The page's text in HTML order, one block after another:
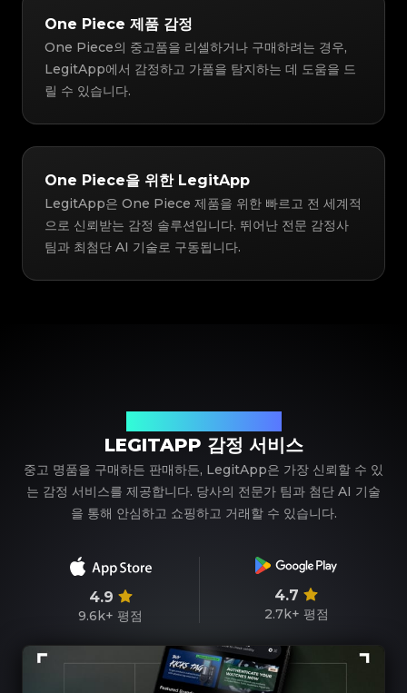
One Piece 제품 감정
One Piece의 중고품을 리셀하거나 구매하려는 경우,
LegitApp에서 감정하고 가품을 탐지하는 데 도움을 드
릴 수 있습니다.
One Piece을 위한 LegitApp
LegitApp은 One Piece 제품을 위한 빠르고 전 세계적
으로 신뢰받는 감정 솔루션입니다. 뛰어난 전문 감정사
팀과 최첨단 AI 기술로 구동됩니다.
LEGITAPP 감정 서비스
중고 명품을 구매하든 판매하든, LegitApp은 가장 신뢰할 수 있
는 감정 서비스를 제공합니다. 당사의 전문가 팀과 첨단 AI 기술
을 통해 안심하고 쇼핑하고 거래할 수 있습니다.
4.9
9.6k+ 평점
4.7
2.7k+ 평점